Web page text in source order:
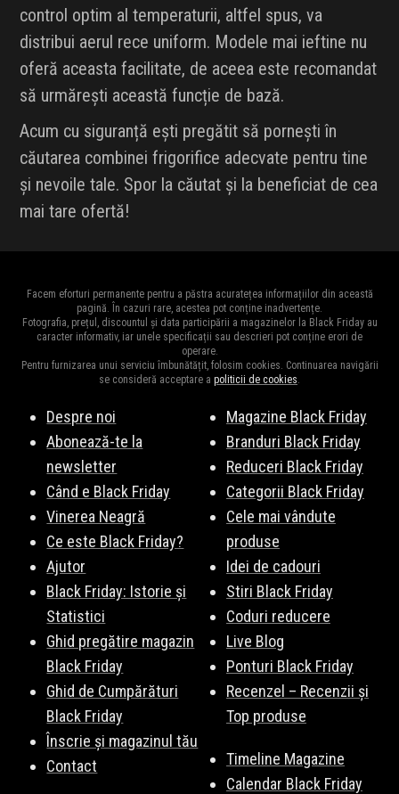
control optim al temperaturii, altfel spus, va
distribui aerul rece uniform. Modele mai ieftine nu
oferă aceasta facilitate, de aceea este recomandat
să urmărești această funcție de bază.
Acum cu siguranță ești pregătit să pornești în
căutarea combinei frigorifice adecvate pentru tine
și nevoile tale. Spor la căutat și la beneficiat de cea
mai tare ofertă!
Facem eforturi permanente pentru a păstra acuratețea informațiilor din această
pagină. În cazuri rare, acestea pot conține inadvertențe.
Fotografia, prețul, discountul și data participării a magazinelor la Black Friday au
caracter informativ, iar unele specificații sau descrieri pot conține erori de
operare.
Pentru furnizarea unui serviciu îmbunătățit, folosim cookies. Continuarea navigării
se consideră acceptare a politicii de cookies.
Despre noi
Abonează-te la
newsletter
Când e Black Friday
Vinerea Neagră
Ce este Black Friday?
Ajutor
Black Friday: Istorie și
Statistici
Ghid pregătire magazin
Black Friday
Ghid de Cumpărături
Black Friday
Înscrie și magazinul tău
Contact
Magazine Black Friday
Branduri Black Friday
Reduceri Black Friday
Categorii Black Friday
Cele mai vândute
produse
Idei de cadouri
Stiri Black Friday
Coduri reducere
Live Blog
Ponturi Black Friday
Recenzel – Recenzii și
Top produse
Timeline Magazine
Calendar Black Friday